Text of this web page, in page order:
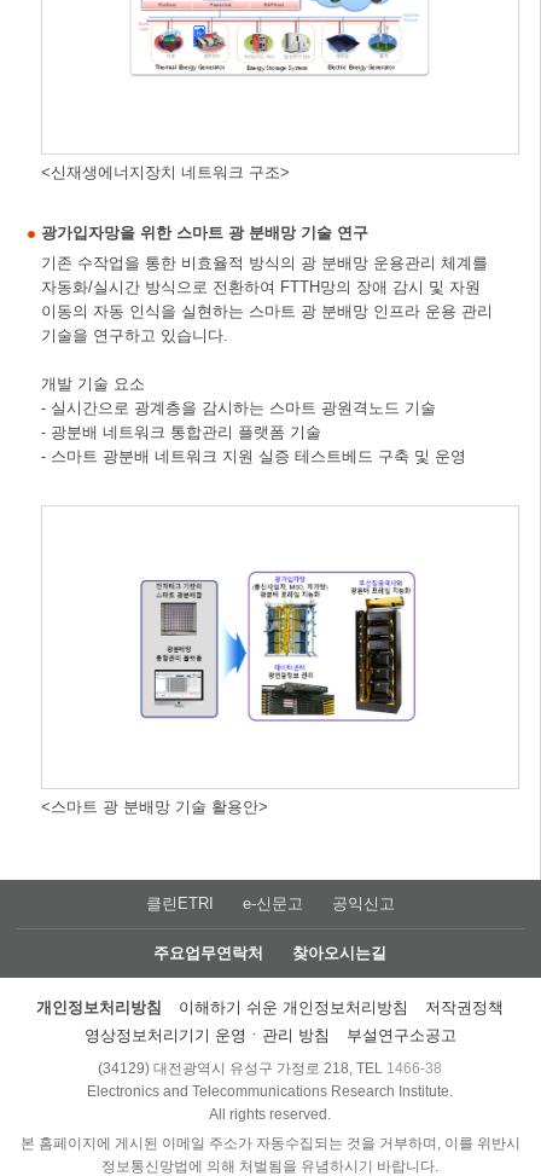
<신재생에너지장치 네트워크 구조>
광가입자망을 위한 스마트 광 분배망 기술 연구
기존 수작업을 통한 비효율적 방식의 광 분배망 운용관리 체계를
자동화/실시간 방식으로 전환하여 FTTH망의 장애 감시 및 자원
이동의 자동 인식을 실현하는 스마트 광 분배망 인프라 운용 관리
기술을 연구하고 있습니다.
개발 기술 요소
- 실시간으로 광계층을 감시하는 스마트 광원격노드 기술
- 광분배 네트워크 통합관리 플랫폼 기술
- 스마트 광분배 네트워크 지원 실증 테스트베드 구축 및 운영
<스마트 광 분배망 기술 활용안>
클린ETRI e-신문고 공익신고
주요업무연락처 찾아오시는길
개인정보처리방침 이해하기 쉬운 개인정보처리방침
저작권정책
영상정보처리기기 운영ㆍ관리 방침
부설연구소공고
(34129) 대전광역시 유성구 가정로 218, TEL 1466-38
Electronics and Telecommunications Research Institute.
All rights reserved.
본 홈페이지에 게시된 이메일 주소가 자동수집되는 것을 거부하며, 이를 위반시
정보통신망법에 의해 처벌됨을 유념하시기 바랍니다.